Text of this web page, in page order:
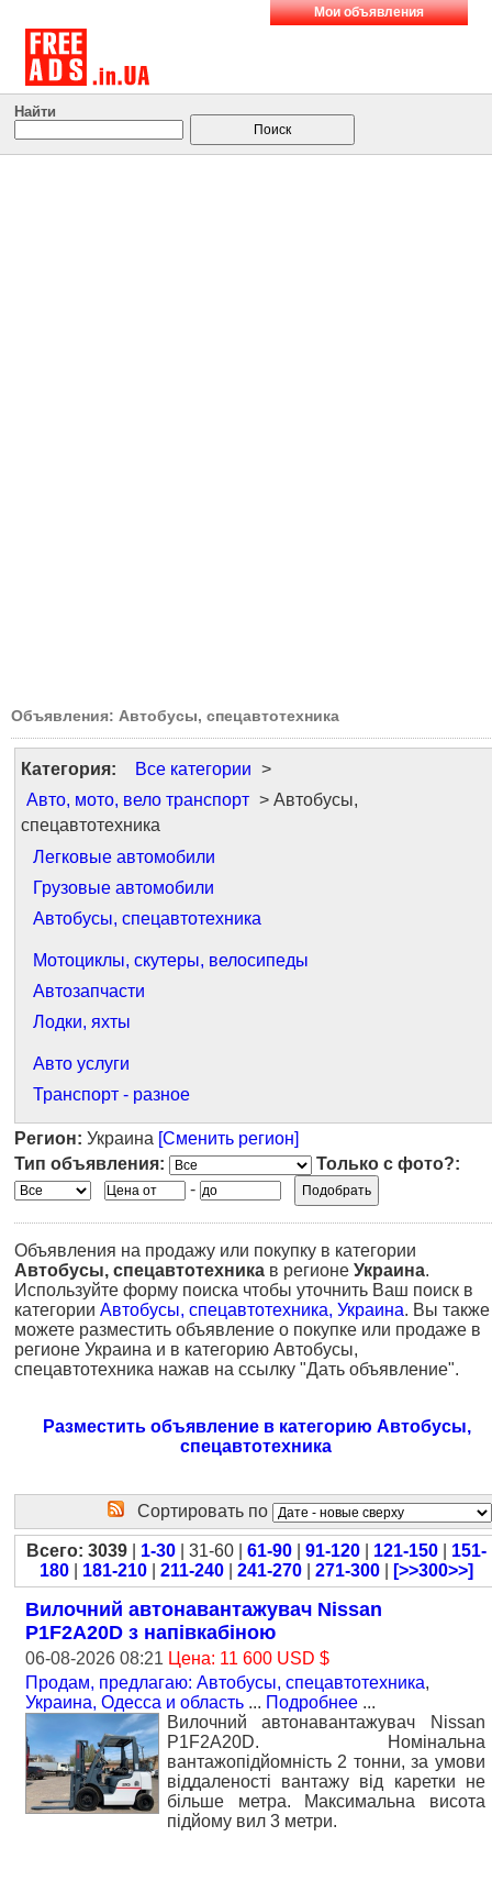
Мои объявления
Найти
Объявления: Автобусы, спецавтотехника
Категория: Все категории >
Авто, мото, вело транспорт > Автобусы,
спецавтотехника
Легковые автомобили
Грузовые автомобили
Автобусы, спецавтотехника
Мотоциклы, скутеры, велосипеды
Автозапчасти
Лодки, яхты
Авто услуги
Транспорт - разное
Регион: Украина [Сменить регион]
Тип объявления:
Только с фото?:
-
Объявления на продажу или покупку в категории
Автобусы, спецавтотехника в регионе Украина.
Используйте форму поиска чтобы уточнить Ваш поиск в
категории Автобусы, спецавтотехника, Украина. Вы также
можете разместить объявление о покупке или продаже в
регионе Украина и в категорию Автобусы,
спецавтотехника нажав на ссылку "Дать объявление".
Разместить объявление в категорию Автобусы,
спецавтотехника
Сортировать по
Всего: 3039 1-30 | 31-60 | 61-90 91-120 121-150
151-
180
181-210 211-240 241-270 271-300 [>>300>>]
Вилочний автонавантажувач Nissan
P1F2A20D з напiвкабiною
06-08-2026 08:21 Цена: 11 600 USD $
Продам, предлагаю: Автобусы, спецавтотехника,
Украина, Одесса и область ... Подробнее ...
Вилочний автонавантажувач Nissan
P1F2A20D. Номiнальна
вантажопідйомність 2 тонни, за умови
віддаленості вантажу від каретки не
більше метра. Максимальна висота
підйому вил 3 метри.